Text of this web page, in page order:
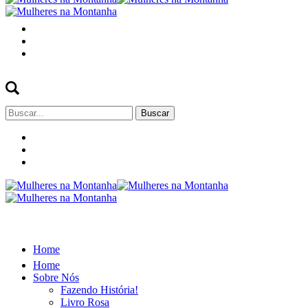
Buscar
por:
Home
Home
Sobre Nós
Fazendo História!
Livro Rosa